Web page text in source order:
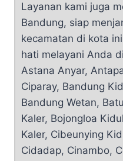
Layanan kami juga
Bandung, siap
kecamatan di kota
hati melayani Anda
Astana Anyar,
Ciparay, Bandung
Bandung Wetan,
Kaler, Bojongloa
Kaler, Cibeunying
Cidadap, Cinambo,